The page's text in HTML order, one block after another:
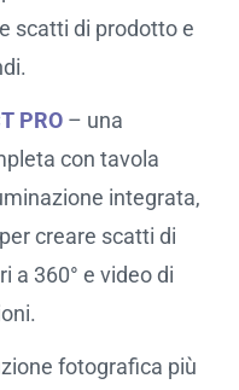
scatti di prodotto e
PRO – una
con tavola
integrata,
creare scatti di
a 360° e video di
fotografica più